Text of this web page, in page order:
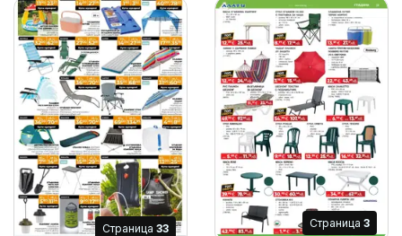
Cтраница 33 Cтраница 3